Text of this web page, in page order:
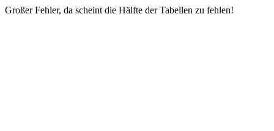
Großer Fehler, da scheint die Hälfte der Tabellen zu fehlen!